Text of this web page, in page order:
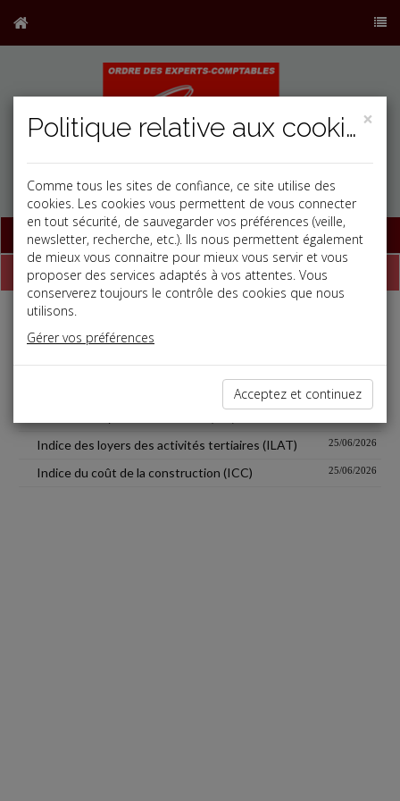
Base documentaire
Chiffres
Bâtiment et immobilier
Index national BT 01
10/07/2026
Indice des loyers des activités tertiaires (ILAT) 25/06/2026
Indice du coût de la construction (ICC) 25/06/2026
×
Politique relative aux cookies
Comme tous les sites de confiance, ce site utilise des
cookies. Les cookies vous permettent de vous connecter
en tout sécurité, de sauvegarder vos préférences (veille,
newsletter, recherche, etc.). Ils nous permettent également
de mieux vous connaitre pour mieux vous servir et vous
proposer des services adaptés à vos attentes. Vous
conserverez toujours le contrôle des cookies que nous
utilisons.
Gérer vos préférences
Acceptez et continuez